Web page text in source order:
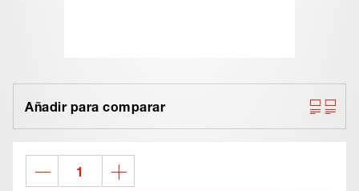
Añadir para comparar